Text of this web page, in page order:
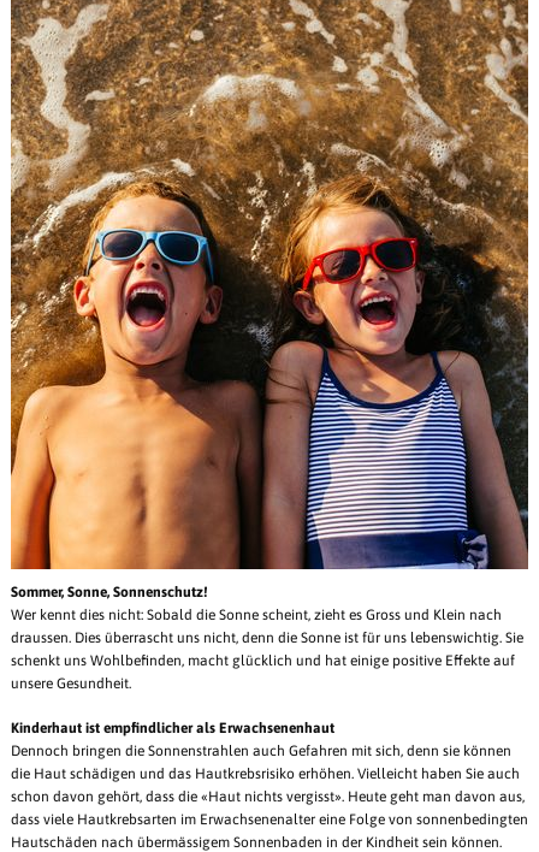
Sommer, Sonne, Sonnenschutz!
Wer kennt dies nicht: Sobald die Sonne scheint, zieht es Gross und Klein nach
draussen. Dies überrascht uns nicht, denn die Sonne ist für uns lebenswichtig. Sie
schenkt uns Wohlbefinden, macht glücklich und hat einige positive Effekte auf
unsere Gesundheit.
Kinderhaut ist empfindlicher als Erwachsenenhaut
Dennoch bringen die Sonnenstrahlen auch Gefahren mit sich, denn sie können
die Haut schädigen und das Hautkrebsrisiko erhöhen. Vielleicht haben Sie auch
schon davon gehört, dass die «Haut nichts vergisst». Heute geht man davon aus,
dass viele Hautkrebsarten im Erwachsenenalter eine Folge von sonnenbedingten
Hautschäden nach übermässigem Sonnenbaden in der Kindheit sein können.